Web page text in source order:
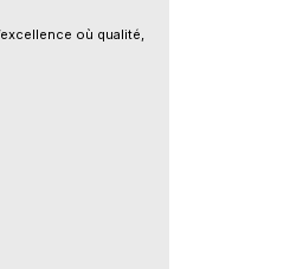
où qualité,